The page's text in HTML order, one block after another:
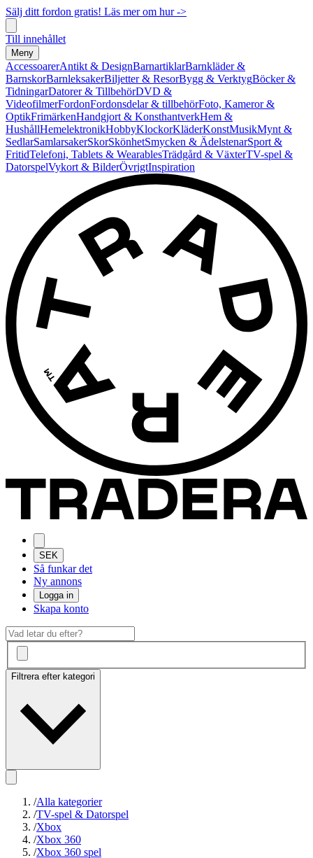
Sälj ditt fordon gratis! Läs mer om hur ->
Till innehållet
Meny
AccessoarerAntikt & DesignBarnartiklarBarnkläder &
BarnskorBarnleksakerBiljetter & ResorBygg & VerktygBöcker &
TidningarDatorer & TillbehörDVD &
VideofilmerFordonFordonsdelar & tillbehörFoto, Kameror &
OptikFrimärkenHandgjort & KonsthantverkHem &
HushållHemelektronikHobbyKlockorKläderKonstMusikMynt &
SedlarSamlarsakerSkorSkönhetSmycken & ÄdelstenarSport &
FritidTelefoni, Tablets & WearablesTrädgård & VäxterTV-spel &
DatorspelVykort & BilderÖvrigtInspiration
SEK
Så funkar det
Ny annons
Logga in
Skapa konto
Filtrera efter kategori
/Alla kategorier
/TV-spel & Datorspel
/Xbox
/Xbox 360
/Xbox 360 spel